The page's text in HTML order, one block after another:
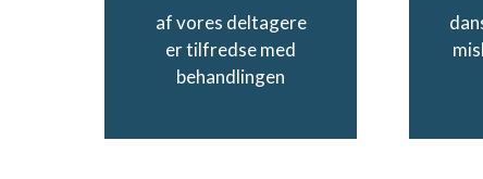
af vores deltagere
er tilfredse med
behandlingen